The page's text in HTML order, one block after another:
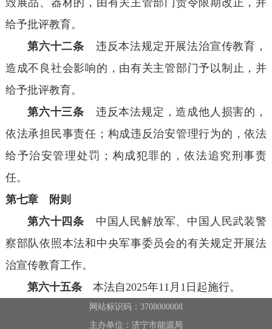
给予批评教育。
第六十二条 违反本法规定开展法治宣传教育，
造成不良社会影响的，由有关主管部门予以制止，并
给予批评教育。
第六十三条 违反本法规定，造成他人损害的，
依法承担民事责任；构成违反治安管理行为的，依法
给予治安管理处罚；构成犯罪的，依法追究刑事责
任。
第七章 附则
第六十四条 中国人民解放军、中国人民武装警
察部队依照本法和中央军事委员会的有关规定开展法
治宣传教育工作。
第六十五条 本法自2025年11月1日起施行。
网站标识码：3708000008
主办单位：济宁市能源局